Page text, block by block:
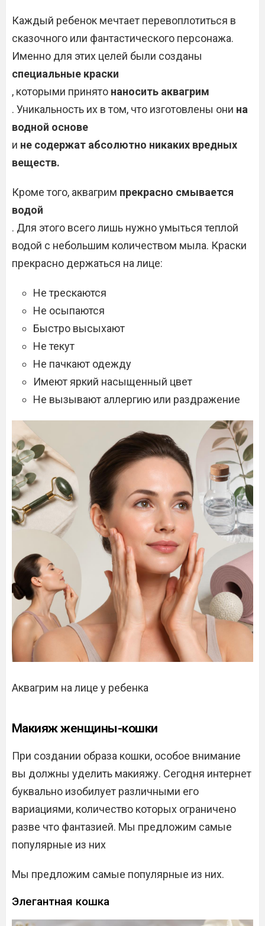
Каждый ребенок мечтает перевоплотиться в
сказочного или фантастического персонажа.
Именно для этих целей были созданы
специальные краски
, которыми принято наносить аквагрим
. Уникальность их в том, что изготовлены они на
водной основе
и не содержат абсолютно никаких вредных
веществ.
Кроме того, аквагрим прекрасно смывается
водой
. Для этого всего лишь нужно умыться теплой
водой с небольшим количеством мыла. Краски
прекрасно держаться на лице:
Не трескаются
Не осыпаются
Быстро высыхают
Не текут
Не пачкают одежду
Имеют яркий насыщенный цвет
Не вызывают аллергию или раздражение
Аквагрим на лице у ребенка
Макияж женщины-кошки
При создании образа кошки, особое внимание
вы должны уделить макияжу. Сегодня интернет
буквально изобилует различными его
вариациями, количество которых ограничено
разве что фантазией. Мы предложим самые
популярные из них
Мы предложим самые популярные из них.
Элегантная кошка